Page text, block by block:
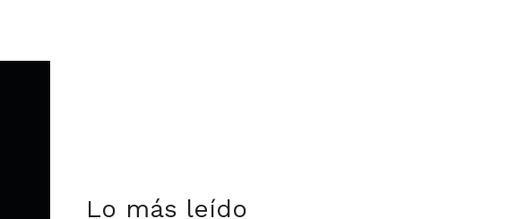
Lo más leído